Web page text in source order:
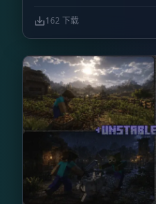
开游戏模式选择菜单，也可
classic 2` 可加入 2v2 经典
离开当前团队队列。 - `/
列，或在比赛中认输。 -
套装。 - `/duel:status`：查
`/duel:help`：查看命令列
接向其他玩家发起挑战。
得无需命令即可打开挑战
打开 2v2、3v3 及更大规
`/duel:teamitem`：获得团队菜单物
** 仅限拥有管理员权限的玩家使用： `/duel:settings`：
打开管理面板，可用于： - 设置大厅出生点。 - 添加、删
162 下载